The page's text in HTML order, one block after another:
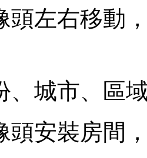
頭左右移動
、城市、區
頭安裝房間